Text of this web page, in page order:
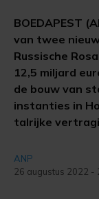
BOEDAPEST
van twee
Russische
12,5 miljard
de bouw van
instanties in
talrijke
ANP
26 augustus 2022 -